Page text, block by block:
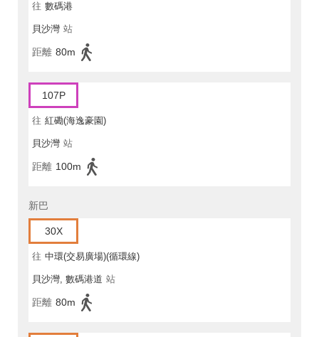
往 數碼港
貝沙灣 站
距離 80m
107P
往 紅磡(海逸豪園)
貝沙灣 站
距離 100m
新巴
30X
往 中環(交易廣場)(循環線)
貝沙灣, 數碼港道 站
距離 80m